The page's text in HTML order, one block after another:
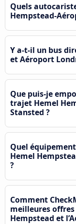
Quels
Hempstead-
Y a-t-il un bus
et Aéroport
Que puis-je
trajet Hemel
Stansted ?
Quel
Hemel
?
Comment
meilleures
Hempstead et